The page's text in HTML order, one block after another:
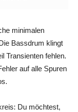
minimalen
Bassdrum klingt
Transienten fehlen.
auf alle Spuren
Du möchtest,